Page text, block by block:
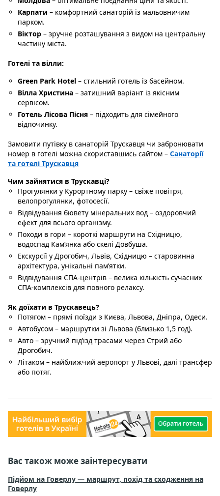
Карпати – комфортний санаторій із мальовничим
парком.
Віктор – зручне розташування з видом на центральну
частину міста.
Готелі та вілли:
Green Park Hotel – стильний готель із басейном.
Вілла Христина – затишний варіант із якісним
сервісом.
Готель Лісова Пісня – підходить для сімейного
відпочинку.
Замовити путівку в санаторій Трускавця чи забронювати
номер в готелі можна скориставшись сайтом – Санаторії
та готелі Трускавця
Чим зайнятися в Трускавці?
Прогулянки у Курортному парку – свіже повітря,
велопрогулянки, фотосесії.
Відвідування бювету мінеральних вод – оздоровчий
ефект для всього організму.
Походи в гори – короткі маршрути на Східницю,
водоспад Кам’янка або скелі Довбуша.
Екскурсії у Дрогобич, Львів, Східницю – старовинна
архітектура, унікальні пам’ятки.
Відвідування СПА-центрів – велика кількість сучасних
СПА-комплексів для повного релаксу.
Як доїхати в Трускавець?
Потягом – прямі поїзди з Києва, Львова, Дніпра, Одеси.
Автобусом – маршрутки зі Львова (близько 1,5 год).
Авто – зручний під’їзд трасами через Стрий або
Дрогобич.
Літаком – найближчий аеропорт у Львові, далі трансфер
або потяг.
Вас також може заінтересувати
Підйом на Говерлу — маршрут, похід та сходження на
Говерлу